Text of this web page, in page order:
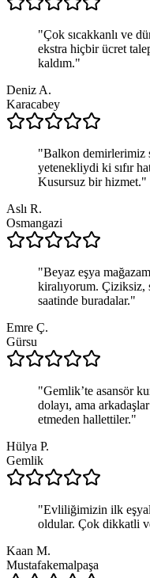
"Çok sıcakkanlı ve
ekstra hiçbir ücret
kaldım."
Deniz A.
Karacabey
"Balkon demirlerimiz
yetenekliydi ki sıfır
Kusursuz bir hizmet."
Aslı R.
Osmangazi
"Beyaz eşya
kiralıyorum. Çiziksiz,
saatinde buradalar."
Emre Ç.
Gürsu
"Gemlik’te asansör
dolayı, ama
etmeden hallettiler."
Hülya P.
Gemlik
"Evliliğimizin ilk
oldular. Çok dikkatli
Kaan M.
Mustafakemalpaşa